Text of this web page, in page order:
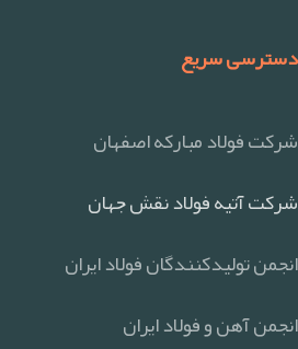
دسترسی سریع
شرکت فولاد مبارکه اصفهان
شرکت آتیه فولاد نقش جهان
انجمن تولیدکنندگان فولاد ایران
انجمن آهن و فولاد ایران